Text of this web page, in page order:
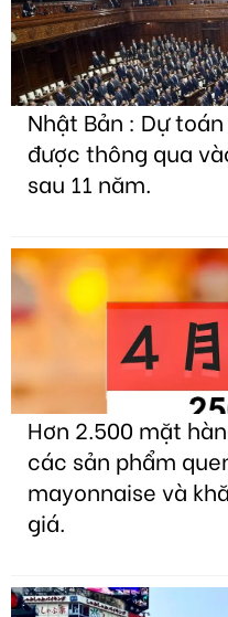
Nhật Bản : Dự
được thông qua
sau 11 năm.
Hơn 2.500 mặt
các sản phẩm
mayonnaise và
giá.